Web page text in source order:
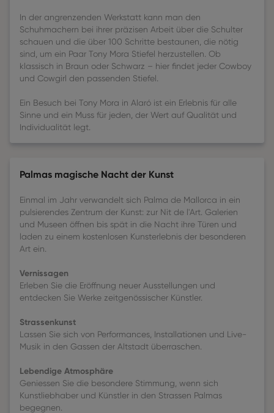
In der angrenzenden Werkstatt kann man den
Schuhmachern bei ihrer präzisen Arbeit über die Schulter
schauen und die über 100 Schritte bestaunen, die nötig
sind, um ein Paar Tony Mora Stiefel herzustellen. Ob
klassisch in Braun oder Schwarz – hier findet jeder Cowboy
und Cowgirl den passenden Stiefel.
Ein Besuch bei Tony Mora in Alaró ist ein Erlebnis für alle
Sinne und ein Muss für jeden, der Wert auf Qualität und
Individualität legt.
Palmas magische Nacht der Kunst
Einmal im Jahr verwandelt sich Palma de Mallorca in ein
pulsierendes Zentrum der Kunst: zur Nit de l'Art. Galerien
und Museen öffnen bis spät in die Nacht ihre Türen und
laden zu einem kostenlosen Kunsterlebnis der besonderen
Art ein.
Vernissagen
Erleben Sie die Eröffnung neuer Ausstellungen und
entdecken Sie Werke zeitgenössischer Künstler.
Strassenkunst
Lassen Sie sich von Performances, Installationen und Live-
Musik in den Gassen der Altstadt überraschen.
Lebendige Atmosphäre
Geniessen Sie die besondere Stimmung, wenn sich
Kunstliebhaber und Künstler in den Strassen Palmas
begegnen.